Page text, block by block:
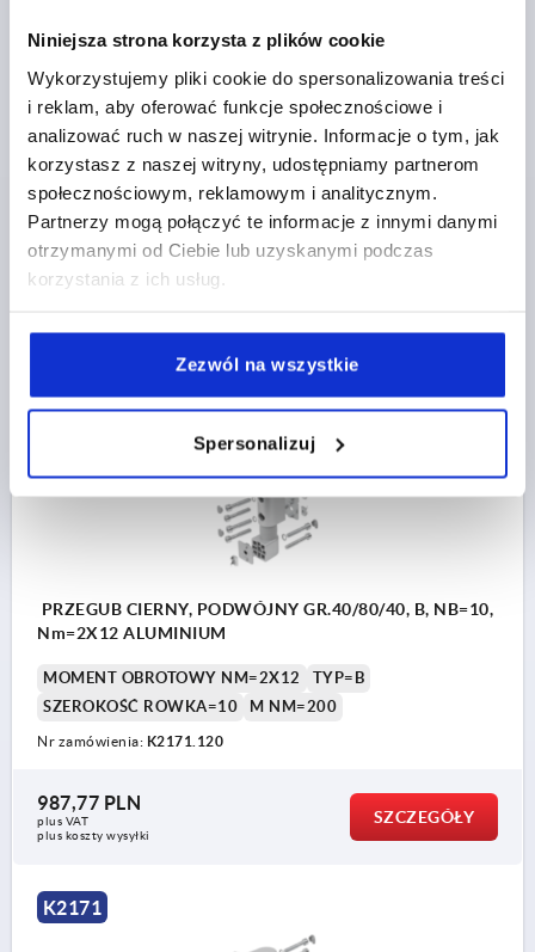
Niniejsza strona korzysta z plików cookie
Wykorzystujemy pliki cookie do spersonalizowania treści
i reklam, aby oferować funkcje społecznościowe i
analizować ruch w naszej witrynie. Informacje o tym, jak
korzystasz z naszej witryny, udostępniamy partnerom
społecznościowym, reklamowym i analitycznym.
Partnerzy mogą połączyć te informacje z innymi danymi
otrzymanymi od Ciebie lub uzyskanymi podczas
korzystania z ich usług.
Zezwól na wszystkie
Spersonalizuj
PRZEGUB CIERNY, PODWÓJNY GR.40/80/40, B, NB=10,
Nm=2X9 ALUMINIUM
MOMENT OBROTOWY NM=2X9
TYP=B
SZEROKOŚĆ ROWKA=10
M NM=200
Nr zamówienia: K2171.090
plus koszty wysyłki
K2171
PRZEGUB CIERNY, PODWÓJNY GR.40/80/40, B, NB=10,
Nm=2X12 ALUMINIUM
MOMENT OBROTOWY NM=2X12
TYP=B
SZEROKOŚĆ ROWKA=10
M NM=200
Nr zamówienia: K2171.120
987,77 PLN
plus VAT
plus koszty wysyłki
SZCZEGÓŁY
K2171